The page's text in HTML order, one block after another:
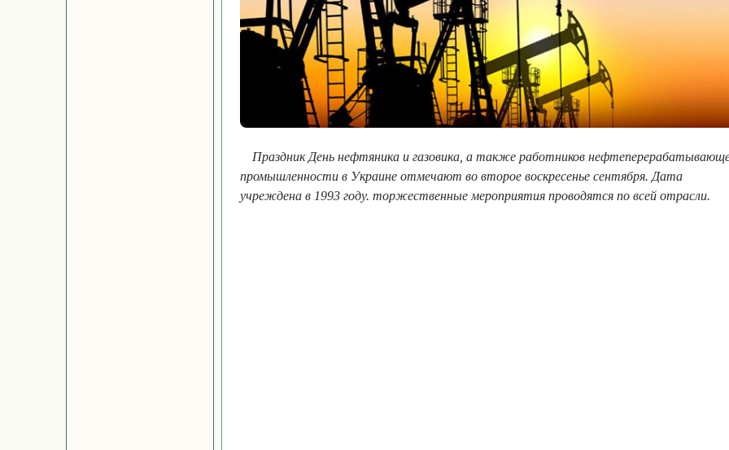
Праздник День нефтяника и газовика, а также работников
промышленности в Украине отмечают во второе воскресенье сентября. Дата
учреждена в 1993 году. торжественные мероприятия проводятся по всей отрасли.